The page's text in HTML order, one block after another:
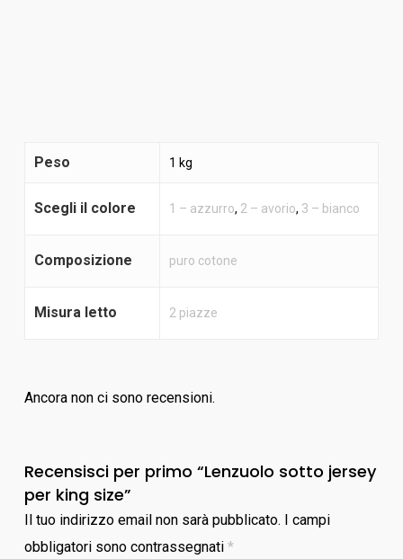
Peso 1 kg
Scegli il colore 1 – azzurro, 2 – avorio, 3 – bianco
Composizione puro cotone
Misura letto 2 piazze
Ancora non ci sono recensioni.
Recensisci per primo “Lenzuolo sotto jersey
per king size”
Il tuo indirizzo email non sarà pubblicato. I campi
obbligatori sono contrassegnati *